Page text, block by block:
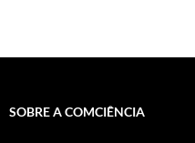
SOBRE A COMCIÊNCIA